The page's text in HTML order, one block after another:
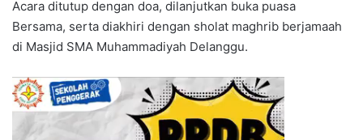
Acara ditutup dengan doa, dilanjutkan buka puasa
Bersama, serta diakhiri dengan sholat maghrib berjamaah
di Masjid SMA Muhammadiyah Delanggu.